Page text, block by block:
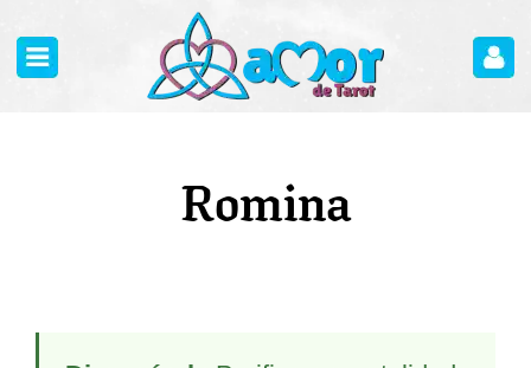
Romina